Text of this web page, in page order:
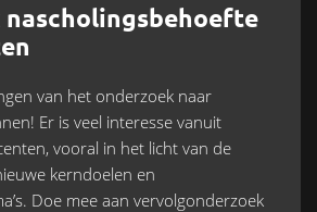
nascholingsbehoefte
van het onderzoek naar
Er is veel interesse vanuit
vooral in het licht van de
kerndoelen en
Doe mee aan vervolgonderzoek